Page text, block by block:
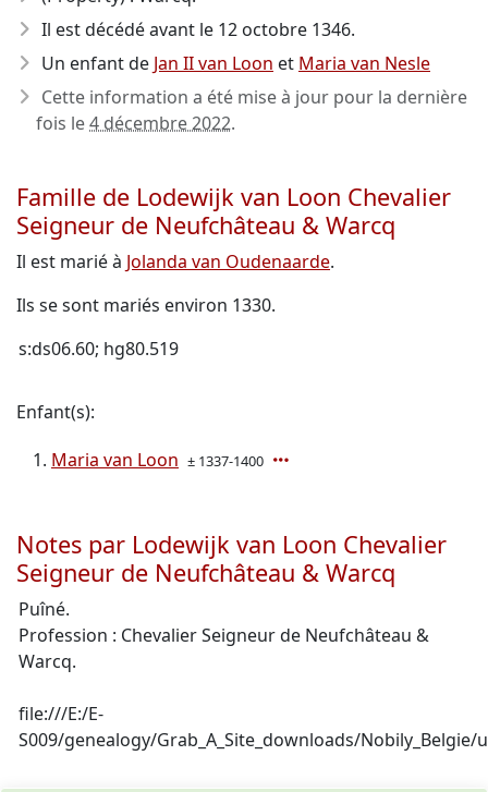
Il est décédé avant le 12 octobre 1346.
Un enfant de Jan II van Loon et Maria van Nesle
Cette information a été mise à jour pour la dernière
fois le4 décembre 2022.
Famille de Lodewijk van Loon Chevalier
Seigneur de Neufchâteau & Warcq
Il est marié à Jolanda van Oudenaarde.
Ils se sont mariés environ 1330.
s:ds06.60; hg80.519
Enfant(s):
Maria van Loon ± 1337-1400
Notes par Lodewijk van Loon Chevalier
Seigneur de Neufchâteau & Warcq
Puîné.
Profession : Chevalier Seigneur de Neufchâteau &
Warcq.
file:///E:/E-
S009/genealogy/Grab_A_Site_downloads/